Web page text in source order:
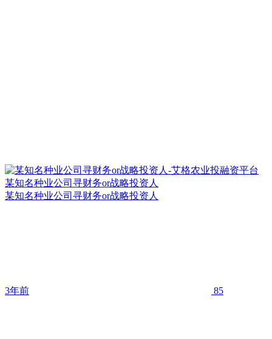
某知名种业公司寻财务or战略投资人
某知名种业公司寻财务or战略投资人
3年前 85